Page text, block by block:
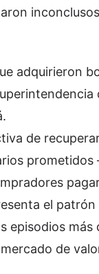
adquirieron
de
el
episodios más
de